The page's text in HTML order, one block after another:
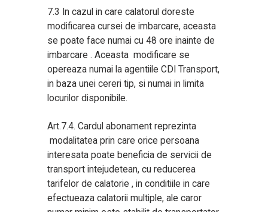
7.3 In cazul in care calatorul doreste
modificarea cursei de imbarcare, aceasta
se poate face numai cu 48 ore inainte de
imbarcare . Aceasta modificare se
opereaza numai la agentiile CDI Transport,
in baza unei cereri tip, si numai in limita
locurilor disponibile.
Art.7.4. Cardul abonament reprezinta
modalitatea prin care orice persoana
interesata poate beneficia de servicii de
transport intejudetean, cu reducerea
tarifelor de calatorie , in conditiile in care
efectueaza calatorii multiple, ale caror